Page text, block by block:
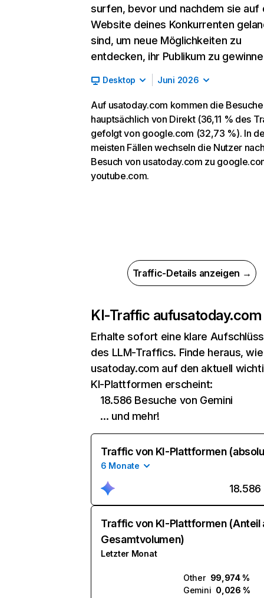
surfen, bevor und nachdem sie auf
Website deines Konkurrenten
sind, um neue Möglichkeiten zu
entdecken, ihr Publikum zu
Desktop Juni 2026
Auf usatoday.com kommen die
hauptsächlich von Direkt (36,11 % des
gefolgt von google.com (32,73 %). In
meisten Fällen wechseln die Nutzer
Besuch von usatoday.com zu
youtube.com.
Traffic-Details anzeigen →
KI-Traffic aufusatoday.com
Erhalte sofort eine klare
des LLM-Traffics. Finde heraus, wie
usatoday.com auf den aktuell
KI-Plattformen erscheint:
18.586 Besuche von Gemini
… und mehr!
Traffic von KI-Plattformen
6 Monate
18.586
Traffic von KI-Plattformen (Anteil
Gesamtvolumen)
Letzter Monat
Other 99,974 %
Gemini 0,026 %